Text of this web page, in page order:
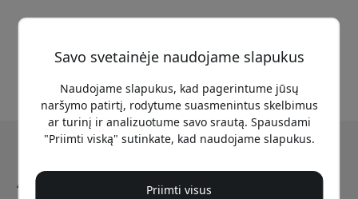
Neradome jokių produktų, atitinkančių jūsų
paiešką
Apie Mujjo
Savo svetainėje naudojame slapukus
Naudojame slapukus, kad pagerintume jūsų
naršymo patirtį, rodytume suasmenintus skelbimus
ar turinį ir analizuotume savo srautą. Spausdami
"Priimti viską" sutinkate, kad naudojame slapukus.
Priimti visus